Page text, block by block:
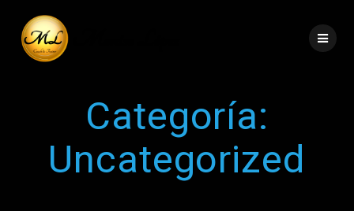
Categoría:
Uncategorized